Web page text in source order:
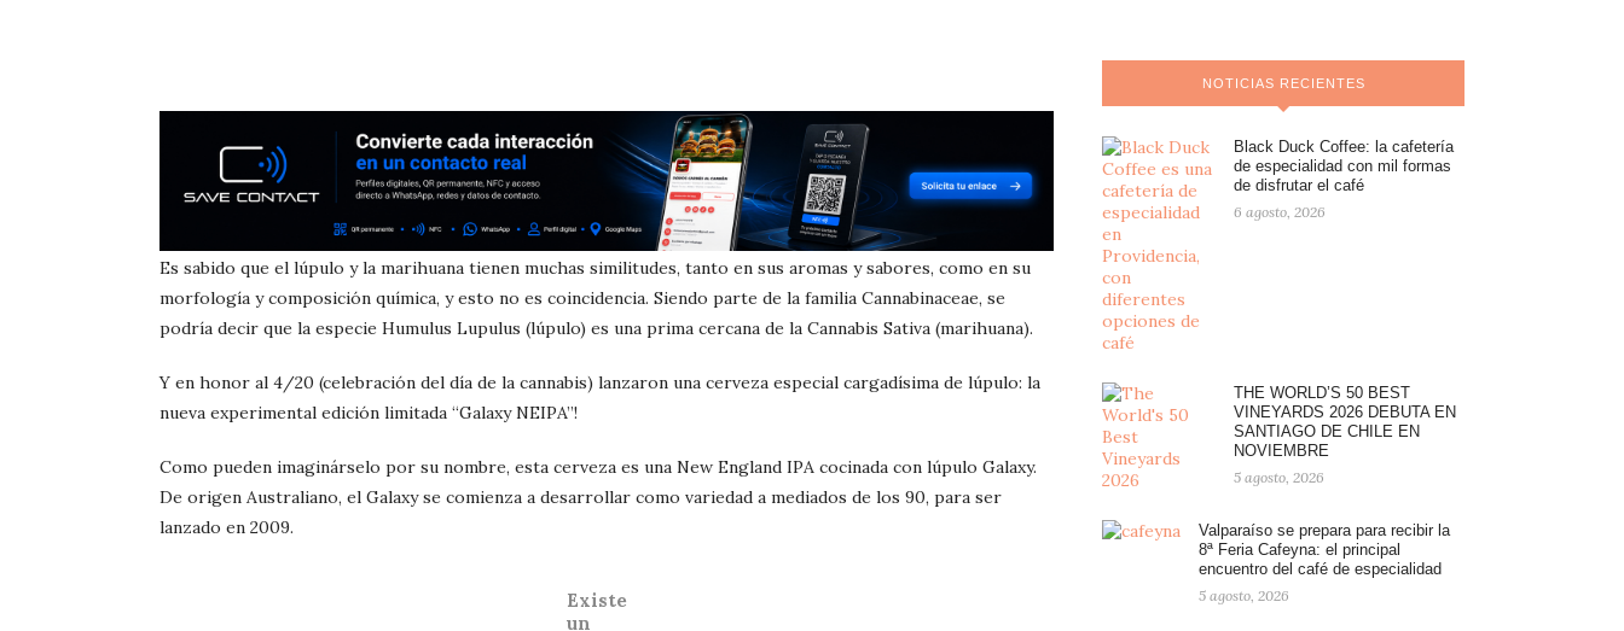
Es sabido que el lúpulo y la marihuana tienen muchas similitudes, tanto en sus aromas y sabores, como en su
morfología y composición química, y esto no es coincidencia. Siendo parte de la familia Cannabinaceae, se
podría decir que la especie Humulus Lupulus (lúpulo) es una prima cercana de la Cannabis Sativa (marihuana).
Y en honor al 4/20 (celebración del día de la cannabis) lanzaron una cerveza especial cargadísima de lúpulo: la
nueva experimental edición limitada “Galaxy NEIPA”!
Como pueden imaginárselo por su nombre, esta cerveza es una New England IPA cocinada con lúpulo Galaxy.
De origen Australiano, el Galaxy se comienza a desarrollar como variedad a mediados de los 90, para ser
lanzado en 2009.
Existe
un
NOTICIAS RECIENTES
Black Duck Coffee: la cafetería
de especialidad con mil formas
de disfrutar el café
6 agosto, 2026
THE WORLD’S 50 BEST
VINEYARDS 2026 DEBUTA EN
SANTIAGO DE CHILE EN
NOVIEMBRE
5 agosto, 2026
Valparaíso se prepara para recibir la
8ª Feria Cafeyna: el principal
encuentro del café de especialidad
5 agosto, 2026